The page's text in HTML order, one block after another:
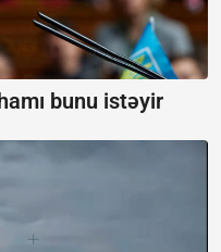
bunu istəyir